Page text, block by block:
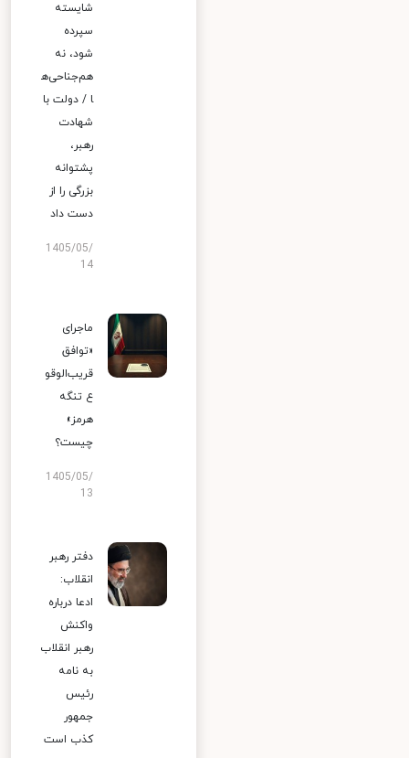
شایسته
سپرده
شود، نه
هم‌جناحی‌ه
ا / دولت با
شهادت
رهبر،
پشتوانه
بزرگی را از
دست داد
1405/05/
14
ماجرای
«توافق
قریب‌الوقو
ع تنگه
هرمز»
چیست؟
1405/05/
13
دفتر رهبر
انقلاب:
ادعا درباره
واکنش
رهبر انقلاب
به نامه
رئیس
جمهور
کذب است